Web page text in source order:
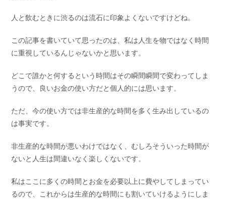
人と飲むときに渋るのは流石に印象よくないですけどね。
この記事を書いていて思ったのは、私は人生を物ではなく時間
に重視しているんじゃないかと思います。
どこで誰かと何するという時間はその瞬間瞬間で変わってしま
うので、良いお金の使い方だと個人的には思います。
ただ、今の使い方では非生産的な時間を多く生み出しているの
は事実です。
非生産的な時間が悪いわけではなく、むしろそういった時間が
ないと人生は間違いなく楽しくないです。
私はここに多くの時間とお金を必要以上に費やしてしまってい
るので、これからは生産的な時間にも割いていけるようにしま